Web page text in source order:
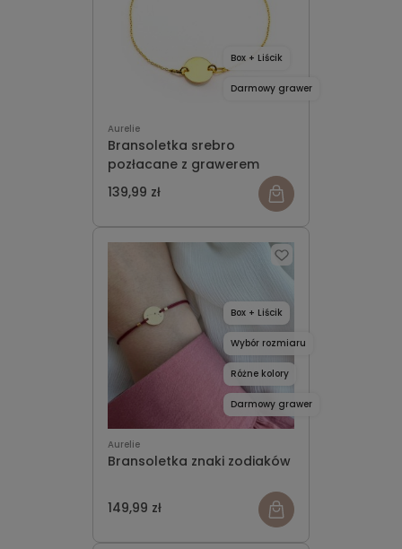
Aurelie
Bransoletka srebro
pozłacane z grawerem
139,99 zł
Box + Liścik
Darmowy grawer
Aurelie
Bransoletka znaki zodiaków
149,99 zł
Box + Liścik
Wybór rozmiaru
Różne kolory
Darmowy grawer